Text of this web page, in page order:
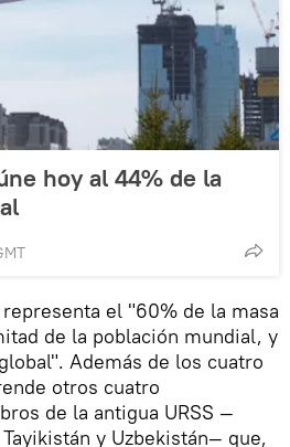
hoy al 44% de la
el "60% de la masa
de la población mundial, y
Además de los cuatro
otros cuatro
de la antigua URSS —
y Uzbekistán— que,